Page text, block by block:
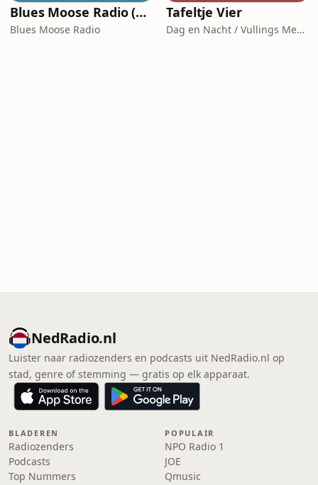
Blues Moose Radio (Blues music)
Blues Moose Radio
Tafeltje Vier
Dag en Nacht / Vullings Media
NedRadio.nl
Luister naar radiozenders en podcasts uit NedRadio.nl op
stad, genre of stemming — gratis op elk apparaat.
BLADEREN
Radiozenders
Podcasts
Top Nummers
POPULAIR
NPO Radio 1
JOE
Qmusic